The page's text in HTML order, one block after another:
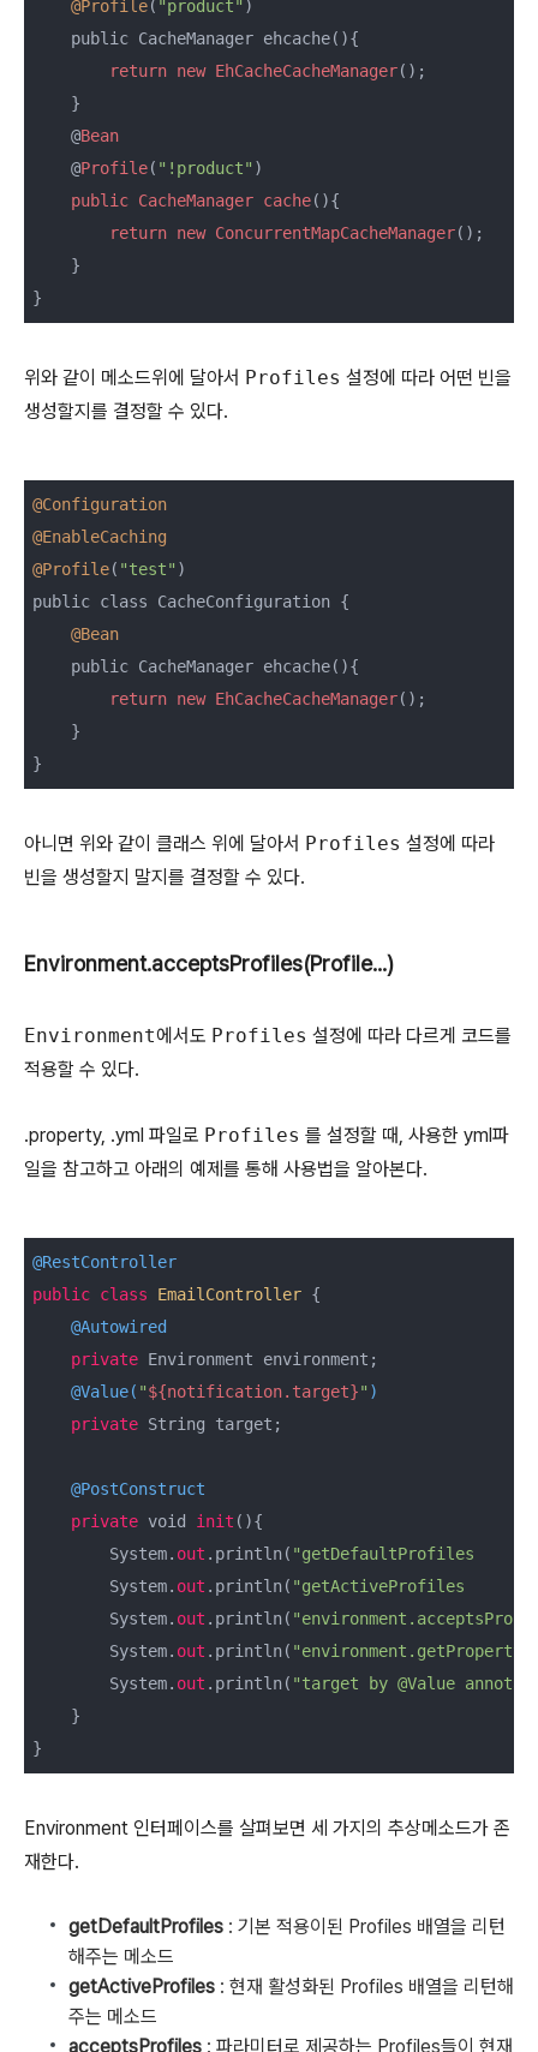
@Profile( "product" )
    public CacheManager ehcache(){
return new EhCacheCacheManager();
    }
    @
Bean
    @
Profile( "!product" )
public CacheManager cache(){
return new ConcurrentMapCacheManager();
    }
}
위와 같이 메소드위에 달아서 Profiles 설정에 따라 어떤 빈을
생성할지를 결정할 수 있다.
@Configuration
@EnableCaching
@Profile( "test" )
public class CacheConfiguration {
@Bean
    public CacheManager ehcache(){
return new EhCacheCacheManager();
    }
}
아니면 위와 같이 클래스 위에 달아서 Profiles 설정에 따라
빈을 생성할지 말지를 결정할 수 있다.
Environment.acceptsProfiles(Profile...)
Environment에서도 Profiles 설정에 따라 다르게 코드를
적용할 수 있다.
.property, .yml 파일로 Profiles 를 설정할 때, 사용한 yml파
일을 참고하고 아래의 예제를 통해 사용법을 알아본다.
@RestController
public class EmailController {
@Autowired
private Environment environment;
@Value( "${notification.target}" )
private String target;
@PostConstruct
private void init (){
        System.
out .println( "getDefaultProfiles
        System.
out .println( "getActiveProfiles
        System.
out .println(
        System.
out .println(
        System.
out .println( "target by @Value
    }
}
Environment 인터페이스를 살펴보면 세 가지의 추상메소드가 존
재한다.
getDefaultProfiles : 기본 적용이된 Profiles 배열을 리턴
해주는 메소드
getActiveProfiles : 현재 활성화된 Profiles 배열을 리턴해
주는 메소드
acceptsProfiles : 파라미터로 제공하는 Profiles들이 현재